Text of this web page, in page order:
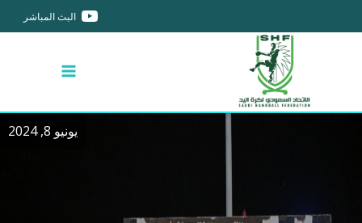
البث المباشر
يونيو 8, 2024